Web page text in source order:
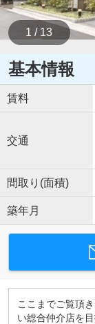
1 / 13
基本情報
賃料
交通
間取り(面積)
築年月
ここまでご覧頂
い総合仲介店を